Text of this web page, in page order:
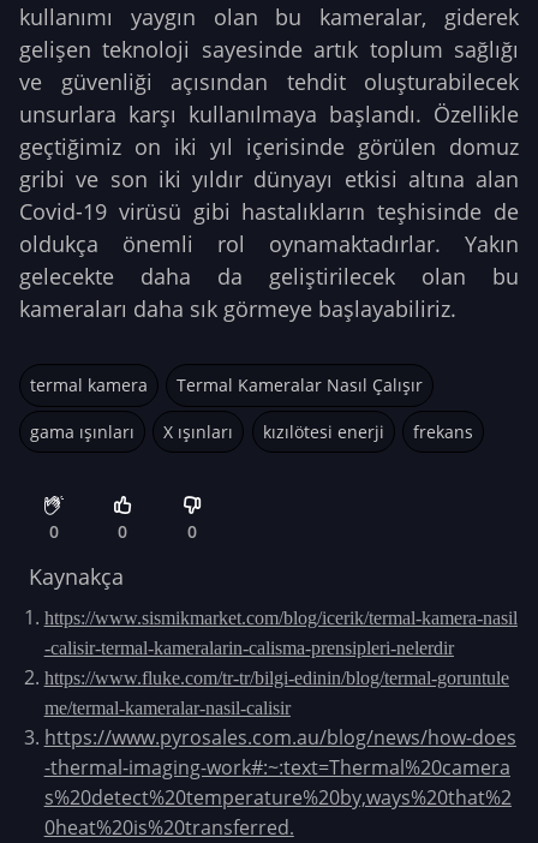
kullanımı yaygın olan bu kameralar, giderek
gelişen teknoloji sayesinde artık toplum sağlığı
ve güvenliği açısından tehdit oluşturabilecek
unsurlara karşı kullanılmaya başlandı. Özellikle
geçtiğimiz on iki yıl içerisinde görülen domuz
gribi ve son iki yıldır dünyayı etkisi altına alan
Covid-19 virüsü gibi hastalıkların teşhisinde de
oldukça önemli rol oynamaktadırlar. Yakın
gelecekte daha da geliştirilecek olan bu
kameraları daha sık görmeye başlayabiliriz.
termal kamera Termal Kameralar Nasıl Çalışır
gama ışınları X ışınları kızılötesi enerji frekans
0 0 0
Kaynakça
https://www.sismikmarket.com/blog/icerik/termal-kamera-nasil
-calisir-termal-kameralarin-calisma-prensipleri-nelerdir
https://www.fluke.com/tr-tr/bilgi-edinin/blog/termal-goruntule
me/termal-kameralar-nasil-calisir
https://www.pyrosales.com.au/blog/news/how-does
-thermal-imaging-work#:~:text=Thermal%20camera
s%20detect%20temperature%20by,ways%20that%2
0heat%20is%20transferred.